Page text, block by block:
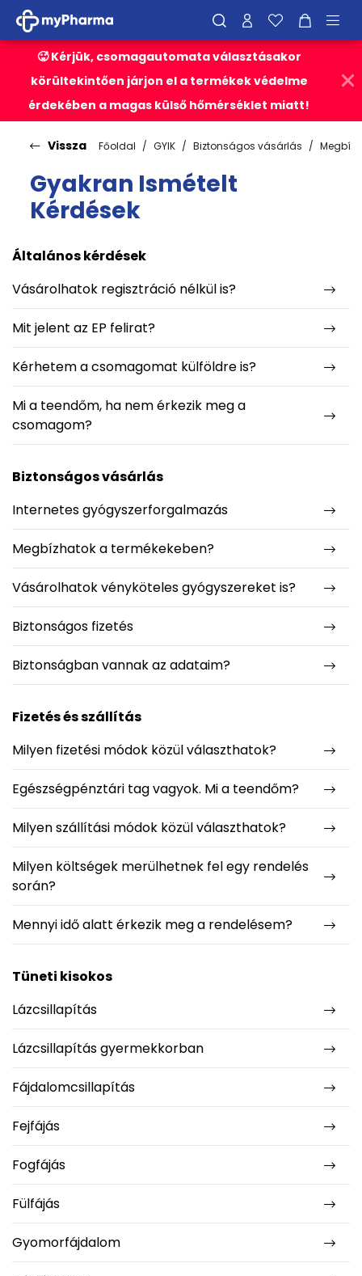
🥵 Kérjük, csomagautomata választásakor
körültekintően járjon el a termékek védelme
érdekében a magas külső hőmérséklet miatt!
Vissza Főoldal GYIK Biztonságos vásárlás
Gyakran Ismételt
Kérdések
Általános kérdések
Vásárolhatok regisztráció nélkül is?
Mit jelent az EP felirat?
Kérhetem a csomagomat külföldre is?
Mi a teendőm, ha nem érkezik meg a
csomagom?
Biztonságos vásárlás
Internetes gyógyszerforgalmazás
Megbízhatok a termékekeben?
Vásárolhatok vényköteles gyógyszereket is?
Biztonságos fizetés
Biztonságban vannak az adataim?
Fizetés és szállítás
Milyen fizetési módok közül választhatok?
Egészségpénztári tag vagyok. Mi a teendőm?
Milyen szállítási módok közül választhatok?
Milyen költségek merülhetnek fel egy rendelés
során?
Mennyi idő alatt érkezik meg a rendelésem?
Tüneti kisokos
Lázcsillapítás
Lázcsillapítás gyermekkorban
Fájdalomcsillapítás
Fejfájás
Fogfájás
Fülfájás
Gyomorfájdalom